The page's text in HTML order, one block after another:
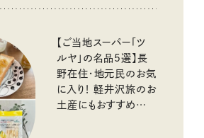
【ご当地スーパー「ツ
ルヤ」の名品5選】長
野在住・地元民のお気
に入り！ 軽井沢旅のお
土産にもおすすめのお